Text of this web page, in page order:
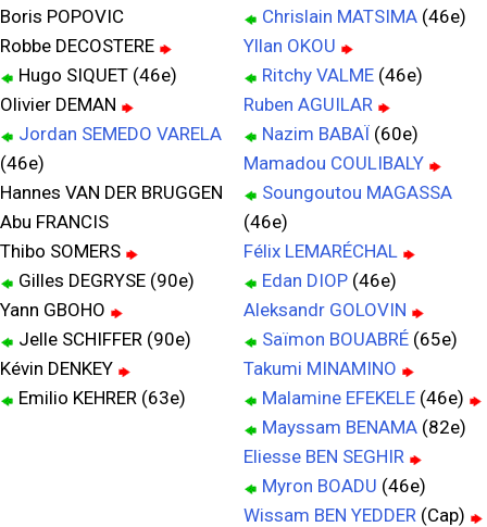
Boris POPOVIC
Robbe DECOSTERE
Hugo SIQUET (46e)
Olivier DEMAN
Jordan SEMEDO VARELA
(46e)
Hannes VAN DER BRUGGEN
Abu FRANCIS
Thibo SOMERS
Gilles DEGRYSE (90e)
Yann GBOHO
Jelle SCHIFFER (90e)
Kévin DENKEY
Emilio KEHRER (63e)
Chrislain MATSIMA (46e)
Yllan OKOU
Ritchy VALME (46e)
Ruben AGUILAR
Nazim BABAÏ (60e)
Mamadou COULIBALY
Soungoutou MAGASSA
(46e)
Félix LEMARÉCHAL
Edan DIOP (46e)
Aleksandr GOLOVIN
Saïmon BOUABRÉ (65e)
Takumi MINAMINO
Malamine EFEKELE (46e)
Mayssam BENAMA (82e)
Eliesse BEN SEGHIR
Myron BOADU (46e)
Wissam BEN YEDDER (Cap)